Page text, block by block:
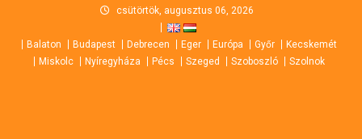
content
csütörtök, augusztus 06, 2026
Balaton Budapest Debrecen Eger Európa Győr
Kecskemét
Miskolc
Nyíregyháza Pécs Szeged Szoboszló Szolnok